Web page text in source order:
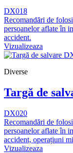
DX018
Recomandări de
persoanelor aflate în
accident.
Vizualizeaza
Diverse
Targă de
DX020
Recomandări de
persoanelor aflate în
accident, operațiuni
Vizualizeaza